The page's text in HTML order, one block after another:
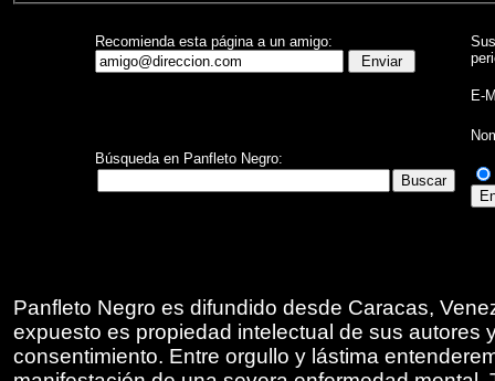
Recomienda esta página a un amigo:
Búsqueda en Panfleto Negro:
E-
Panfleto Negro es difundido desde Caracas,
expuesto es propiedad intelectual de sus autores
consentimiento. Entre orgullo y lástima